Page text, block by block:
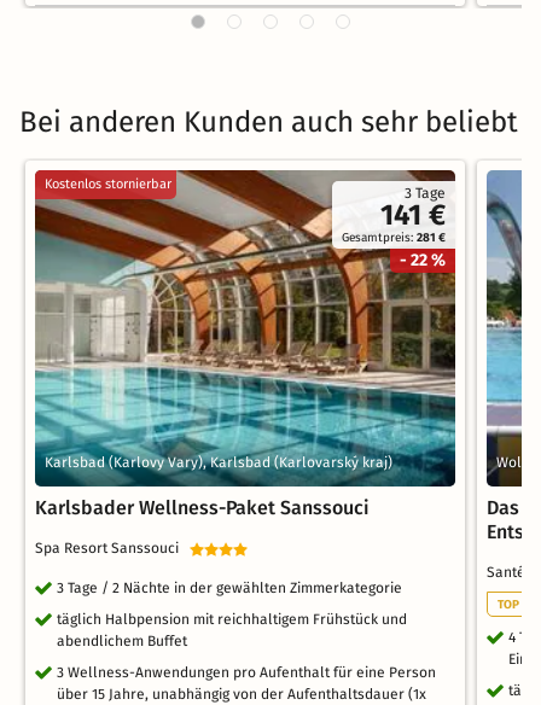
Bei anderen Kunden auch sehr beliebt
3 Tage
141 €
Gesamtpreis:281 €
- 22 %
Kostenlos stornierbar
Karlsbad (Karlovy Vary), Karlsbad (Karlovarský kraj)
Karlsbader Wellness-Paket Sanssouci
Spa Resort Sanssouci
3 Tage / 2 Nächte in der gewählten Zimmerkategorie
täglich Halbpension mit reichhaltigem Frühstück und
abendlichem Buffet
3 Wellness-Anwendungen pro Aufenthalt für eine Person
über 15 Jahre, unabhängig von der Aufenthaltsdauer (1x
Das
Santé
TOP
4